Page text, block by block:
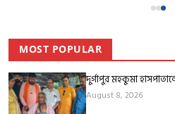
MOST POPULAR
দুর্গাপুর মহকুমা
August 8, 2026